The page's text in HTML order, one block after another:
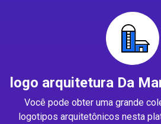
logo arquitetura Da
Você pode obter uma grande
logotipos arquitetônicos nesta